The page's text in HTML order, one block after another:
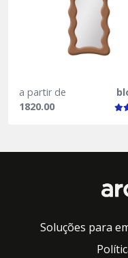
a partir de
1820.00
Soluções para